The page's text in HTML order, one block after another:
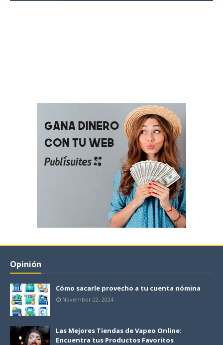
Opinión
Cómo sacarle provecho a tu cuenta nómina
November 22, 2024
Las Mejores Tiendas de Vapeo Online:
Encuentra tus Productos Favoritos